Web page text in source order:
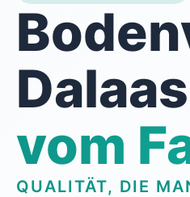
Dalaas
vom
QUALITÄT, DIE